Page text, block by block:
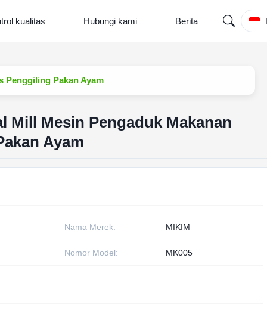
kualitas Hubungi kami Berita
Penggiling Pakan Ayam
Mill Mesin Pengaduk Makanan
Ayam
Nama Merek: MIKIM
Nomor Model: MK005